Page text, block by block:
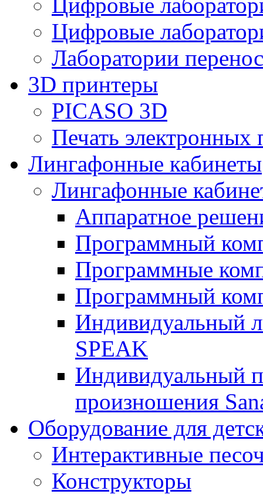
Цифровые
Лаборатории
3D принтеры
PICASO 3D
Печать электронных
Лингафонные кабинеты
Лингафонные
Аппаратное
Программный
Программные
Программный
Индивидуальный
SPEAK
Индивидуальный
произношения
Оборудование для
Интерактивные
Конструкторы